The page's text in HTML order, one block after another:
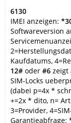
6130
IMEI anzeigen:
Softwareversion
Kaufdatums,
12# oder #6 zeigt
SIM-Locks
(dabei p=4x *
+=2x * dito, n=
3=Provider,
Garantieabfrage: